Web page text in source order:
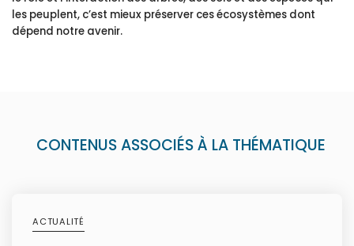
les peuplent, c’est mieux préserver ces écosystèmes dont
dépend notre avenir.
CONTENUS ASSOCIÉS À LA THÉMATIQUE
ACTUALITÉ